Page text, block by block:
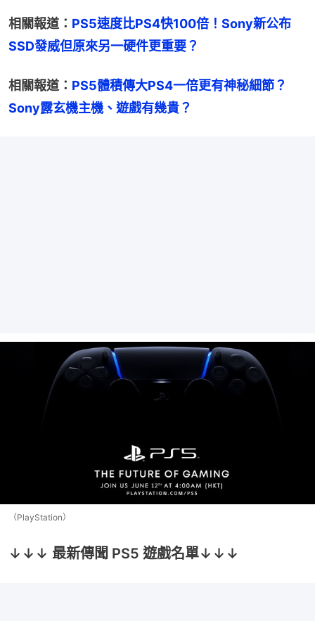
相關報道： PS5速度比PS4快100倍！Sony新公布
SSD發威但原來另一硬件更重要？
相關報道： PS5體積傳大PS4一倍更有神秘細節？
Sony露玄機主機、遊戲有幾貴？
（PlayStation）
↓↓↓ 最新傳聞 PS5 遊戲名單↓↓↓